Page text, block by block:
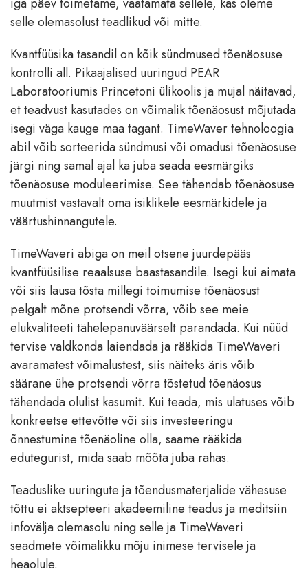
iga päev toimetame, vaatamata sellele, kas oleme
selle olemasolust teadlikud või mitte.
Kvantfüüsika tasandil on kõik sündmused tõenäosuse
kontrolli all. Pikaajalised uuringud PEAR
Laboratooriumis Princetoni ülikoolis ja mujal näitavad,
et teadvust kasutades on võimalik tõenäosust mõjutada
isegi väga kauge maa tagant. TimeWaver tehnoloogia
abil võib sorteerida sündmusi või omadusi tõenäosuse
järgi ning samal ajal ka juba seada eesmärgiks
tõenäosuse moduleerimise. See tähendab tõenäosuse
muutmist vastavalt oma isiklikele eesmärkidele ja
väärtushinnangutele.
TimeWaveri abiga on meil otsene juurdepääs
kvantfüüsilise reaalsuse baastasandile. Isegi kui aimata
või siis lausa tõsta millegi toimumise tõenäosust
pelgalt mõne protsendi võrra, võib see meie
elukvaliteeti tähelepanuväärselt parandada. Kui nüüd
tervise valdkonda laiendada ja rääkida TimeWaveri
avaramatest võimalustest, siis näiteks äris võib
säärane ühe protsendi võrra tõstetud tõenäosus
tähendada olulist kasumit. Kui teada, mis ulatuses võib
konkreetse ettevõtte või siis investeeringu
õnnestumine tõenäoline olla, saame rääkida
edutegurist, mida saab mõõta juba rahas.
Teaduslike uuringute ja tõendusmaterjalide vähesuse
tõttu ei aktsepteeri akadeemiline teadus ja meditsiin
infovälja olemasolu ning selle ja TimeWaveri
seadmete võimalikku mõju inimese tervisele ja
heaolule.